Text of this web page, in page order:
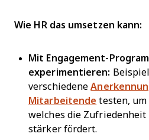
Wie HR das umsetzen kann:
Mit Engagement-
experimentieren:
verschiedene
Mitarbeitende testen,
welches die Zufriedenheit
stärker fördert.